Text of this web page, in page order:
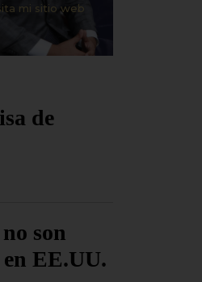
mi sitio web
de
son
EE.UU.